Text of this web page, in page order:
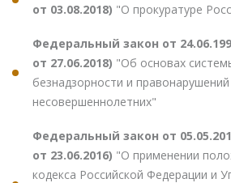
от 03.08.2018) "О прокуратуре
Федеральный закон от
от 27.06.2018) "Об основах
безнадзорности и правонарушений
несовершеннолетних"
Федеральный закон от
от 23.06.2016) "О применении
кодекса Российской Федерации и